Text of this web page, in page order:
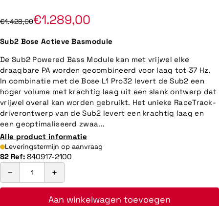
€1.428,00€1.289,00
Sub2 Bose Actieve Basmodule
De Sub2 Powered Bass Module kan met vrijwel elke
draagbare PA worden gecombineerd voor laag tot 37 Hz.
In combinatie met de Bose L1 Pro32 levert de Sub2 een
hoger volume met krachtig laag uit een slank ontwerp dat
vrijwel overal kan worden gebruikt. Het unieke RaceTrack-
driverontwerp van de Sub2 levert een krachtig laag en
een geoptimaliseerd zwaa...
Alle product informatie
Leveringstermijn op aanvraag
S2 Ref: 840917-2100
Aan winkelwagen toevoegen